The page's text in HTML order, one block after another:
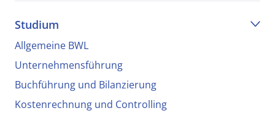
Studium
Allgemeine BWL
Unternehmensführung
Buchführung und Bilanzierung
Kostenrechnung und Controlling